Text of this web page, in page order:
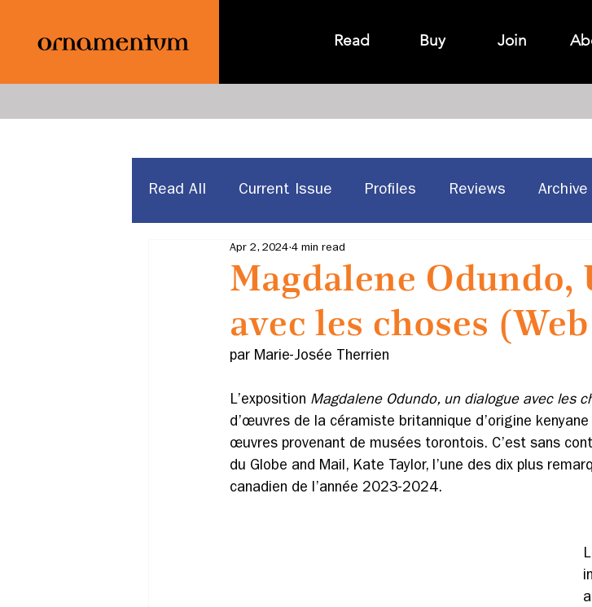
Read Buy Join
Read All Current Issue Profiles Reviews Archive
News & Announcements
Magdalene Odundo,
avec les choses
Apr 2, 2024 4 min read
par Marie-Josée Therrien
L’exposition Magdalene Odundo, un dialogue avec les
d’œuvres de la céramiste britannique d’origine
œuvres provenant de musées torontois. C’est sans
du Globe and Mail, Kate Taylor, l’une des dix plus
canadien de l’année 2023-2024.